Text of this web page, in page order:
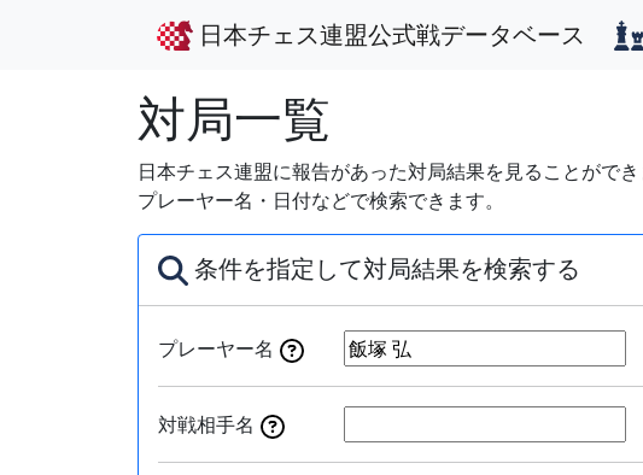
日本チェス連盟公式戦データベース
対局一覧
日本チェス連盟に報告があった対局結果を見ることがで
プレーヤー名・日付などで検索できます。
条件を指定して対局結果を検索する
プレーヤー名
対戦相手名